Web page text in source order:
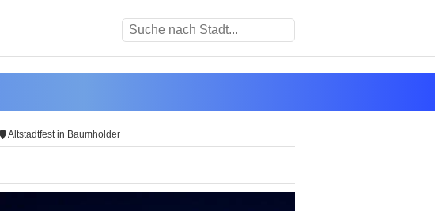
Altstadtfest in Baumholder